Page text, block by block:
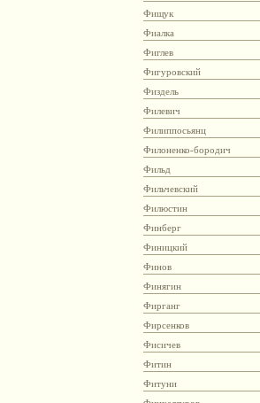
Фищук
Фиалка
Фиглев
Фигуровский
Физдель
Филевич
Филиппосьянц
Филоненко-бородич
Фильд
Фильчевский
Филюстин
Финберг
Финицкий
Финов
Финягин
Фирганг
Фирсенков
Фисичев
Фитин
Фитуни